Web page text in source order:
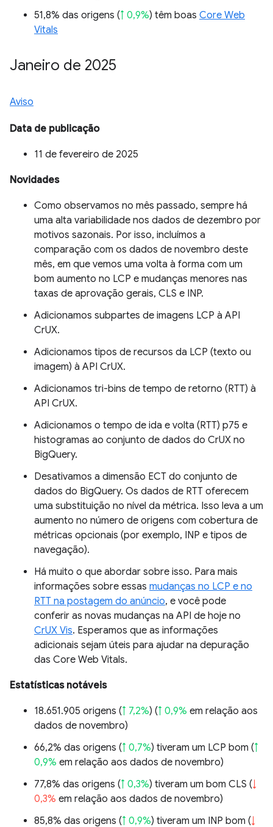
51,8% das origens (↑ 0,9%) têm boas Core Web
Vitals
Janeiro de 2025
Aviso
Data de publicação
11 de fevereiro de 2025
Novidades
Como observamos no mês passado, sempre há
uma alta variabilidade nos dados de dezembro por
motivos sazonais. Por isso, incluímos a
comparação com os dados de novembro deste
mês, em que vemos uma volta à forma com um
bom aumento no LCP e mudanças menores nas
taxas de aprovação gerais, CLS e INP.
Adicionamos subpartes de imagens LCP à API
CrUX.
Adicionamos tipos de recursos da LCP (texto ou
imagem) à API CrUX.
Adicionamos tri-bins de tempo de retorno (RTT) à
API CrUX.
Adicionamos o tempo de ida e volta (RTT) p75 e
histogramas ao conjunto de dados do CrUX no
BigQuery.
Desativamos a dimensão ECT do conjunto de
dados do BigQuery. Os dados de RTT oferecem
uma substituição no nível da métrica. Isso leva a um
aumento no número de origens com cobertura de
métricas opcionais (por exemplo, INP e tipos de
navegação).
Há muito o que abordar sobre isso. Para mais
informações sobre essas mudanças no LCP e no
RTT na postagem do anúncio, e você pode
conferir as novas mudanças na API de hoje no
CrUX Vis. Esperamos que as informações
adicionais sejam úteis para ajudar na depuração
das Core Web Vitals.
Estatísticas notáveis
18.651.905 origens (↑ 7,2%) (↑ 0,9% em relação aos
dados de novembro)
66,2% das origens (↑ 0,7%) tiveram um LCP bom (↑
0,9% em relação aos dados de novembro)
77,8% das origens (↑ 0,3%) tiveram um bom CLS (↓
0,3% em relação aos dados de novembro)
85,8% das origens (↑ 0,9%) tiveram um INP bom (↓